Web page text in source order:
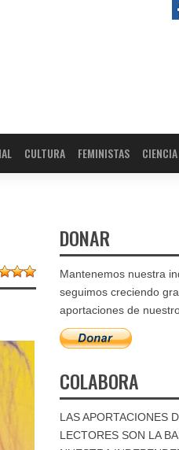
CULTURA FEMINISTAS CIENCIA
DONAR
Mantenemos nuestra
seguimos creciendo
aportaciones de
COLABORA
LAS APORTACIONES
LECTORES SON LA